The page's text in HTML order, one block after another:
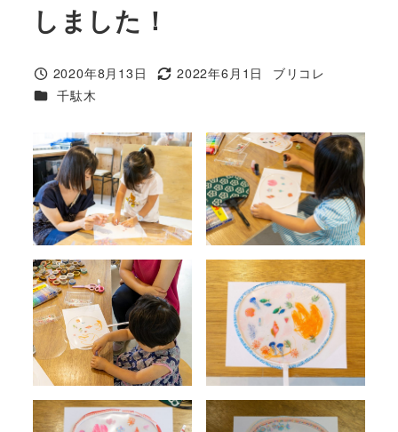
しました！
投稿日
2020年8月13日
更新日
2022年6月1日
著
ブリコレ
カテゴリー
千駄木